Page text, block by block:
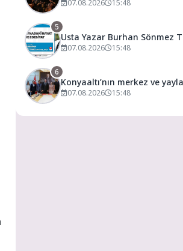
07.08.2026 15:48
5
Usta Yazar Burhan Sönmez
Okurlarıyla Buluşuyor
07.08.2026 15:48
6
Konyaaltı’nın merkez ve
yenilenecek
07.08.2026 15:48